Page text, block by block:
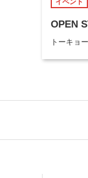
イベント
OPEN
トーキョ